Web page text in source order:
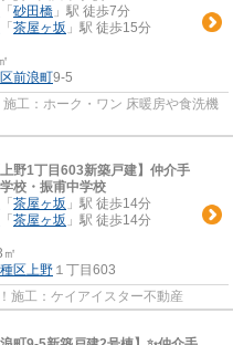
「 砂田橋 」駅 徒歩7分
「 茶屋ヶ坂 」駅 徒歩15分
前浪町9-5
工：ホーク・ワン 床暖房や食洗機
上野1丁目603新築戸建】仲介手
校・振甫中学校
「 茶屋ヶ坂 」駅 徒歩14分
「 茶屋ヶ坂 」駅 徒歩14分
区上野 １丁目603
施工：ケイアイスター不動産